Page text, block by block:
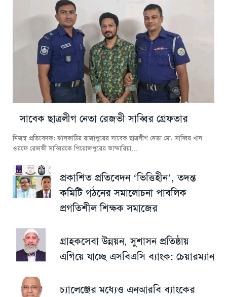
সাবেক ছাত্রলীগ নেতা রেজভী সাব্বির গ্রেফতার
নিজস্ব প্রতিবেদক: ঝালকাঠির রাজাপুরের সাবেক ছাত্রলীগ নেতা মো. সাব্বির খান
ওরফে রেজভী সাব্বিরকে পিরোজপুরের ভান্ডারিয়া…
প্রকাশিত প্রতিবেদন ‘ভিত্তিহীন’, তদন্ত
কমিটি গঠনের সমালোচনা পাবলিক
প্রগতিশীল শিক্ষক সমাজের
গ্রাহকসেবা উন্নয়ন, সুশাসন প্রতিষ্ঠায়
এগিয়ে যাচ্ছে এসবিএসি ব্যাংক: চেয়ারম্যান
চ্যালেঞ্জের মধ্যেও এনআরবি ব্যাংকের